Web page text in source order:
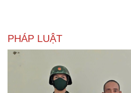
Âm nhạc
Di sản
PHÁP LUẬT